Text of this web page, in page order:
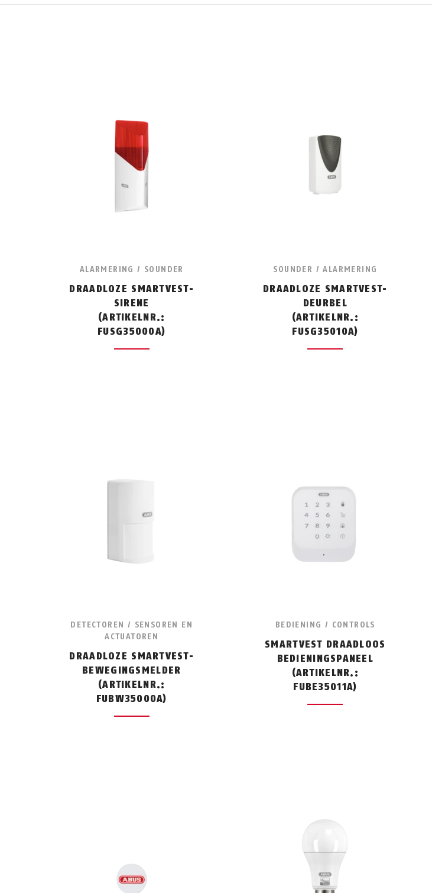
ALARMERING / SOUNDER
DRAADLOZE SMARTVEST-
SIRENE
(ARTIKELNR.:
FUSG35000A)
SOUNDER / ALARMERING
DRAADLOZE SMARTVEST-
DEURBEL
(ARTIKELNR.:
FUSG35010A)
DETECTOREN / SENSOREN EN
ACTUATOREN
DRAADLOZE SMARTVEST-
BEWEGINGSMELDER
(ARTIKELNR.:
FUBW35000A)
BEDIENING / CONTROLS
SMARTVEST DRAADLOOS
BEDIENINGSPANEEL
(ARTIKELNR.:
FUBE35011A)